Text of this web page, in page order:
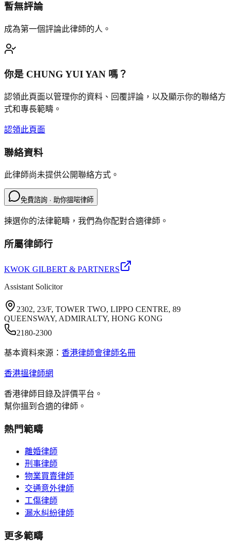
暫無評論
成為第一個評論此律師的人。
你是 CHUNG YUI YAN 嗎？
認領此頁面以管理你的資料、回覆評論，以及顯示你的聯絡方
式和專長範疇。
認領此頁面
聯絡資料
此律師尚未提供公開聯絡方式。
免費諮詢 · 助你搵啱律師
揀選你的法律範疇，我們為你配對合適律師。
所屬律師行
KWOK GILBERT & PARTNERS
Assistant Solicitor
2302, 23/F, TOWER TWO, LIPPO CENTRE, 89
QUEENSWAY, ADMIRALTY, HONG KONG
2180-2300
基本資料來源： 香港律師會律師名冊
香港搵律師網
香港律師目錄及評價平台。
幫你搵到合適的律師。
熱門範疇
離婚律師
刑事律師
物業買賣律師
交通意外律師
工傷律師
漏水糾紛律師
更多範疇